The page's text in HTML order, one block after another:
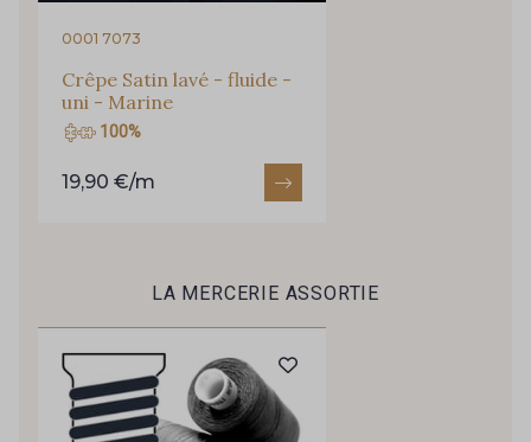
0001 7073
Crêpe Satin lavé - fluide -
uni - Marine
100%
19,90 €/m
LA MERCERIE ASSORTIE